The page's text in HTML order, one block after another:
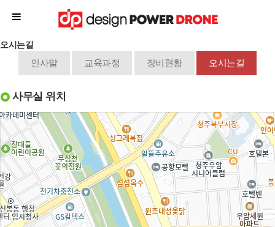
오시는길
인사말 교육과정 장비현황 오시는길
사무실 위치